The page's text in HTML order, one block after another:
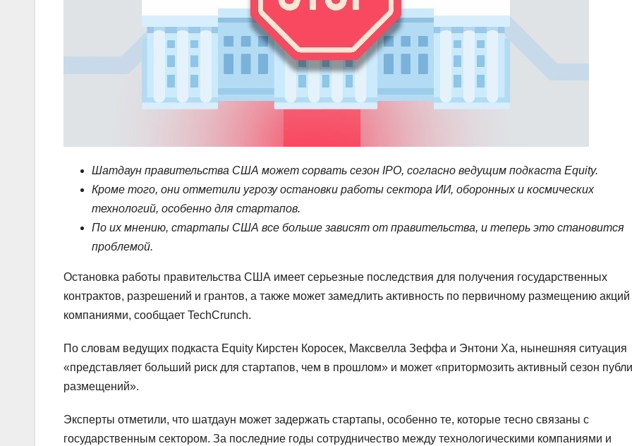
Шатдаун правительства США может сорвать сезон IPO, согласно ведущим подкаста Equity.
Кроме того, они отметили угрозу остановки работы сектора ИИ, оборонных и космических
технологий, особенно для стартапов.
По их мнению, стартапы США все больше зависят от правительства, и теперь это становится
проблемой.
Остановка работы правительства США имеет серьезные последствия для получения государственных
контрактов, разрешений и грантов, а также может замедлить активность по первичному размещению акций
компаниями, сообщает TechCrunch.
По словам ведущих подкаста Equity Кирстен Коросек, Максвелла Зеффа и Энтони Ха, нынешняя ситуация
«представляет больший риск для стартапов, чем в прошлом» и может «притормозить активный сезон
размещений».
Эксперты отметили, что шатдаун может задержать стартапы, особенно те, которые тесно связаны с
государственным сектором. За последние годы сотрудничество между технологическими компаниями и